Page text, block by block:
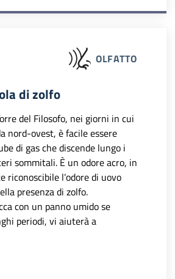
OLFATTO
di zolfo
del Filosofo, nei giorni in cui
nord-ovest, è facile essere
di gas che discende lungo i
sommitali. È un odore acro, in
riconoscibile l’odore di uovo
presenza di zolfo.
con un panno umido se
periodi, vi aiuterà a